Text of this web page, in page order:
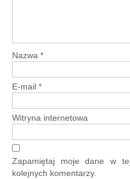
Nazwa *
E-mail *
Witryna internetowa
Zapamiętaj moje dane w
kolejnych komentarzy.